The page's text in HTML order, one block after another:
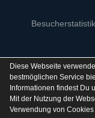
Besucherstatistik
Diese Webseite
bestmöglichen Service
Informationen findest Du
Mit der Nutzung der
Verwendung von